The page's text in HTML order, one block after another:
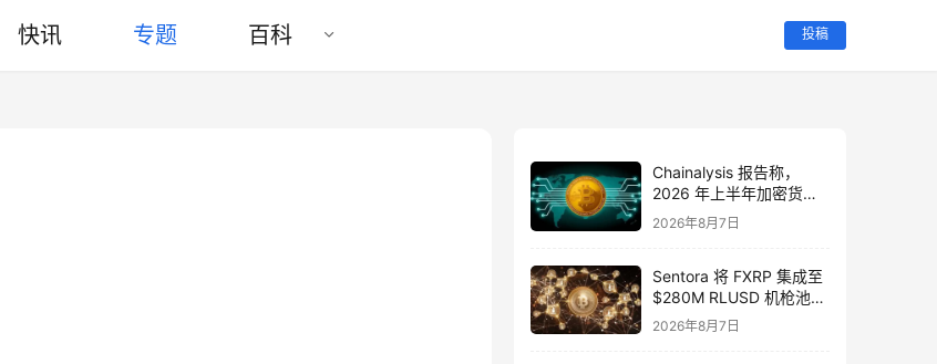
快讯 专题 百科 投稿
Chainalysis 报告称，
2026 年上半年加密货币
“扳手攻击”盗取了 $30M
2026年8月7日
Sentora 将 FXRP 集成至
$280M RLUSD 机枪池，
支持使用 XRP 作为抵押
2026年8月7日